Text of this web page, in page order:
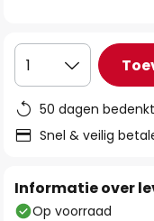
1
50 dagen
Snel & veilig
Informatie over
Op voorraad